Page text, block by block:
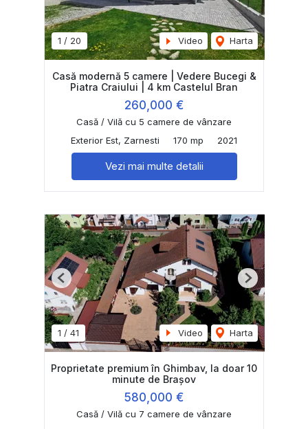
1 / 20 Video Harta
Casă modernă 5 camere | Vedere Bucegi &
Piatra Craiului | 4 km Castelul Bran
260,000 €
Casă / Vilă cu 5 camere de vânzare
Exterior Est, Zarnesti
170 mp 2021
Vezi mai multe detalii
1 / 41 Video Harta
Previous Next
Proprietate premium în Ghimbav, la doar 10
minute de Brașov
580,000 €
Casă / Vilă cu 7 camere de vânzare